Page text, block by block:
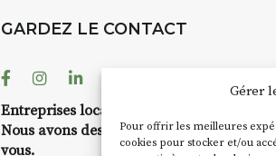
Gérer
Pour offrir les meilleures
cookies pour stocker et/ou
GARDEZ LE CONTACT
FacebookInstagramLinkedin
Entreprises locales ?
Nous avons des solutions pubs pour
vous.